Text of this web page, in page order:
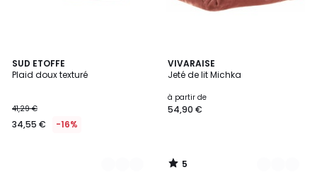
SUD ETOFFE
Plaid doux texturé
41,29 €
34,55 € -16%
3
Couleurs
VIVARAISE
Jeté de lit Michka
à partir de
54,90 €
5
/
12
Couleurs
5
/